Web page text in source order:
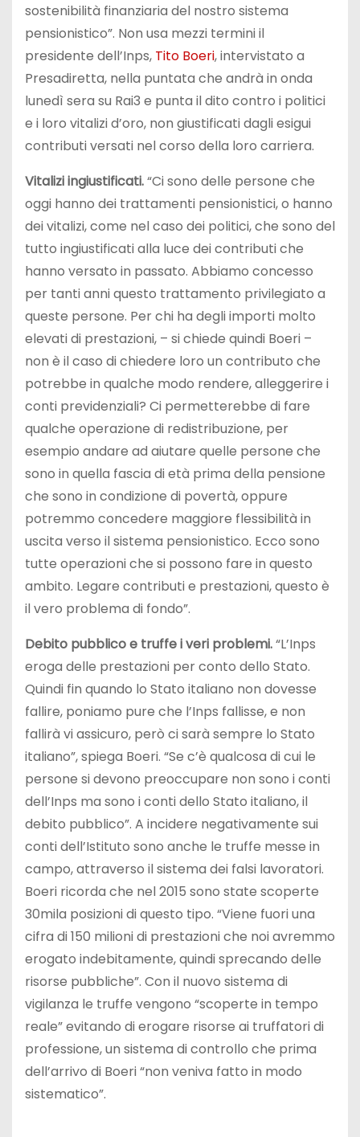
sostenibilità finanziaria del nostro sistema
pensionistico”. Non usa mezzi termini il
presidente dell’Inps, Tito Boeri, intervistato a
Presadiretta, nella puntata che andrà in onda
lunedì sera su Rai3 e punta il dito contro i politici
e i loro vitalizi d’oro, non giustificati dagli esigui
contributi versati nel corso della loro carriera.
Vitalizi ingiustificati.“Ci sono delle persone che
oggi hanno dei trattamenti pensionistici, o hanno
dei vitalizi, come nel caso dei politici, che sono del
tutto ingiustificati alla luce dei contributi che
hanno versato in passato. Abbiamo concesso
per tanti anni questo trattamento privilegiato a
queste persone. Per chi ha degli importi molto
elevati di prestazioni, – si chiede quindi Boeri –
non è il caso di chiedere loro un contributo che
potrebbe in qualche modo rendere, alleggerire i
conti previdenziali? Ci permetterebbe di fare
qualche operazione di redistribuzione, per
esempio andare ad aiutare quelle persone che
sono in quella fascia di età prima della pensione
che sono in condizione di povertà, oppure
potremmo concedere maggiore flessibilità in
uscita verso il sistema pensionistico. Ecco sono
tutte operazioni che si possono fare in questo
ambito. Legare contributi e prestazioni, questo è
il vero problema di fondo”.
Debito pubblico e truffe i veri problemi.“L’Inps
eroga delle prestazioni per conto dello Stato.
Quindi fin quando lo Stato italiano non dovesse
fallire, poniamo pure che l’Inps fallisse, e non
fallirà vi assicuro, però ci sarà sempre lo Stato
italiano”, spiega Boeri. “Se c’è qualcosa di cui le
persone si devono preoccupare non sono i conti
dell’Inps ma sono i conti dello Stato italiano, il
debito pubblico”. A incidere negativamente sui
conti dell’Istituto sono anche le truffe messe in
campo, attraverso il sistema dei falsi lavoratori.
Boeri ricorda che nel 2015 sono state scoperte
30mila posizioni di questo tipo. “Viene fuori una
cifra di 150 milioni di prestazioni che noi avremmo
erogato indebitamente, quindi sprecando delle
risorse pubbliche”. Con il nuovo sistema di
vigilanza le truffe vengono “scoperte in tempo
reale” evitando di erogare risorse ai truffatori di
professione, un sistema di controllo che prima
dell’arrivo di Boeri “non veniva fatto in modo
sistematico”.